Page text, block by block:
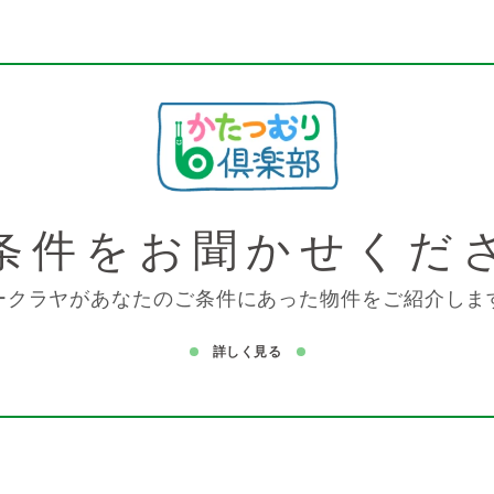
件を お聞かせくだ
クラヤがあなたのご条件にあった物件をご紹介しま
詳しく見る